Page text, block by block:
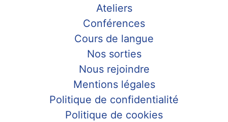
Ateliers
Conférences
Cours de langue
Nos sorties
Nous rejoindre
Mentions légales
Politique de confidentialité
Politique de cookies